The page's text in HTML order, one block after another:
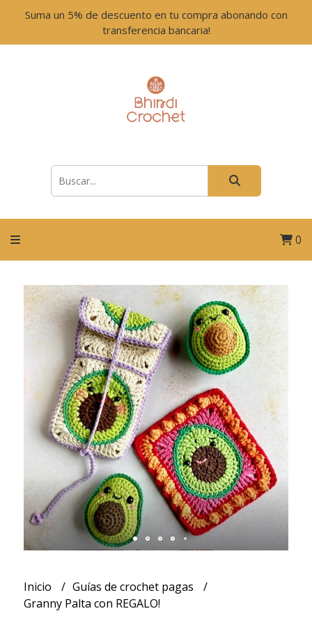
Suma un 5% de descuento en tu compra abonando con
transferencia bancaria!
0
Inicio
Guías de crochet pagas
Granny Palta con REGALO!